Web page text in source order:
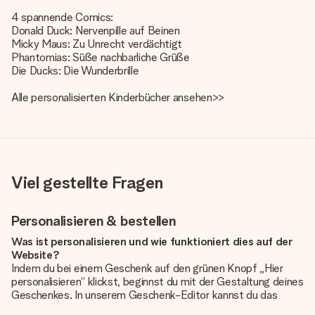
4 spannende Comics:
Donald Duck: Nervenpille auf Beinen
Micky Maus: Zu Unrecht verdächtigt
Phantomias: Süße nachbarliche Grüße
Die Ducks: Die Wunderbrille
Allepersonalisierten Kinderbücher ansehen>>
Viel gestellte Fragen
Personalisieren & bestellen
Was ist personalisieren und wie funktioniert dies auf der
Website?
Indem du bei einem Geschenk auf den grünen Knopf „Hier
personalisieren“ klickst, beginnst du mit der Gestaltung deines
Geschenkes. In unserem Geschenk-Editor kannst du das